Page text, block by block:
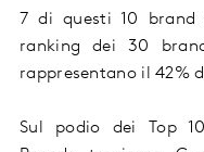
7 di questi 10 brand
ranking dei30
rappresentanoil 42%
Sul podio dei Top